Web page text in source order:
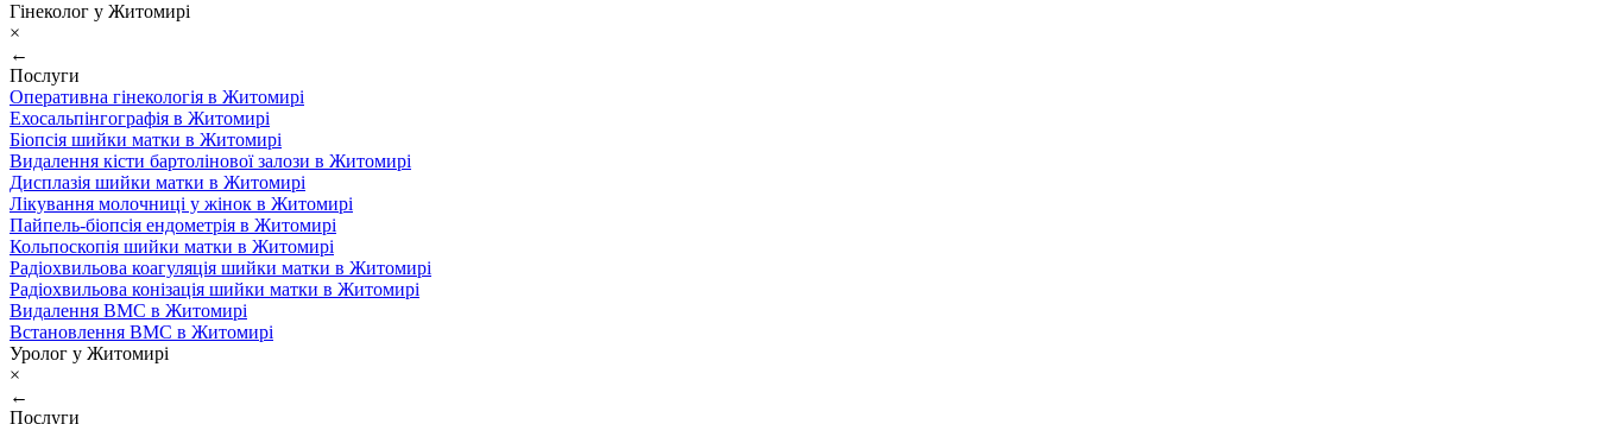
Гінеколог у Житомирі
×
←
Послуги
Оперативна гінекологія в Житомирі
Ехосальпінгографія в Житомирі
Біопсія шийки матки в Житомирі
Видалення кісти бартолінової залози в Житомирі
Дисплазія шийки матки в Житомирі
Лікування молочниці у жінок в Житомирі
Пайпель-біопсія ендометрія в Житомирі
Кольпоскопія шийки матки в Житомирі
Радіохвильова коагуляція шийки матки в Житомирі
Радіохвильова конізація шийки матки в Житомирі
Видалення ВМС в Житомирі
Встановлення ВМС в Житомирі
Уролог у Житомирі
×
←
Послуги